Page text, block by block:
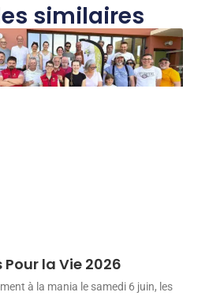
similaires
Pour la Vie 2026
à la mania le samedi 6 juin, les